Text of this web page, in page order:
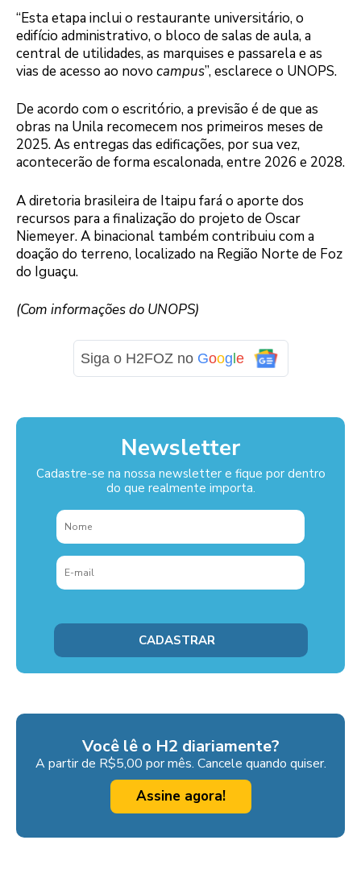
“Esta etapa inclui o restaurante universitário, o
edifício administrativo, o bloco de salas de aula, a
central de utilidades, as marquises e passarela e as
vias de acesso ao novo campus”, esclarece o UNOPS.
De acordo com o escritório, a previsão é de que as
obras na Unila recomecem nos primeiros meses de
2025. As entregas das edificações, por sua vez,
acontecerão de forma escalonada, entre 2026 e 2028.
A diretoria brasileira de Itaipu fará o aporte dos
recursos para a finalização do projeto de Oscar
Niemeyer. A binacional também contribuiu com a
doação do terreno, localizado na Região Norte de Foz
do Iguaçu.
(Com informações do UNOPS)
Siga o H2FOZ no Google
Newsletter
Cadastre-se na nossa newsletter e fique por dentro
do que realmente importa.
Você lê o H2 diariamente?
A partir de R$5,00 por mês. Cancele quando quiser.
Assine agora!